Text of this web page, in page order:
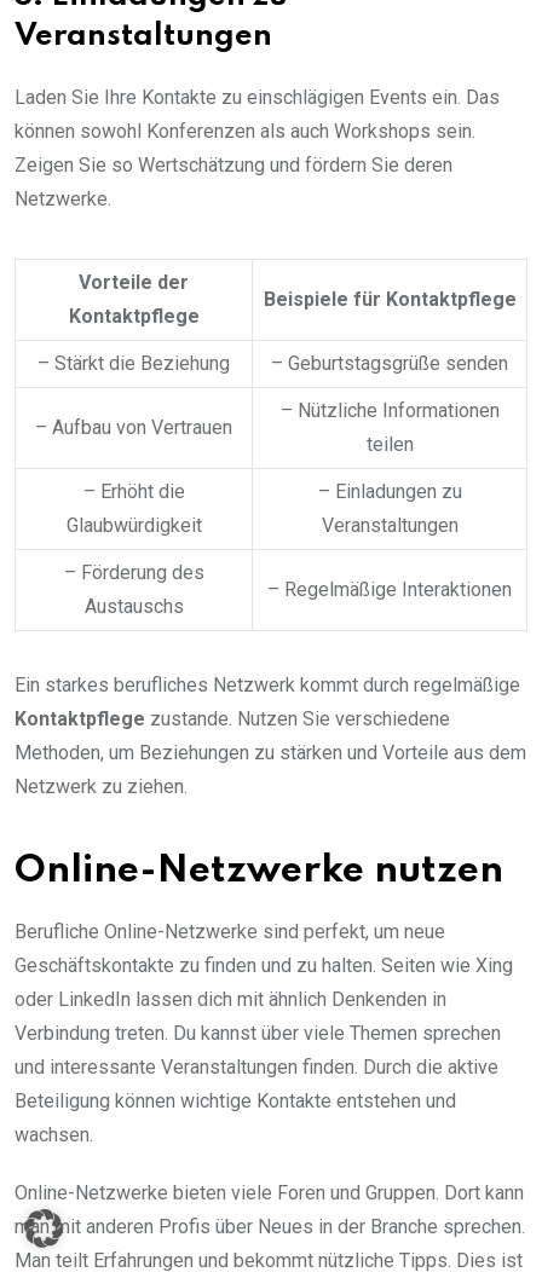
Veranstaltungen
Laden Sie Ihre Kontakte zu einschlägigen Events ein. Das
können sowohl Konferenzen als auch Workshops sein.
Zeigen Sie so Wertschätzung und fördern Sie deren
Netzwerke.
Vorteile der
Kontaktpflege
Beispiele für Kontaktpflege
– Stärkt die Beziehung – Geburtstagsgrüße senden
– Aufbau von Vertrauen
– Nützliche Informationen
teilen
– Erhöht die
Glaubwürdigkeit
– Einladungen zu
Veranstaltungen
– Förderung des
Austauschs
– Regelmäßige Interaktionen
Ein starkes berufliches Netzwerk kommt durch regelmäßige
Kontaktpflege zustande. Nutzen Sie verschiedene
Methoden, um Beziehungen zu stärken und Vorteile aus dem
Netzwerk zu ziehen.
Online-Netzwerke nutzen
Berufliche Online-Netzwerke sind perfekt, um neue
Geschäftskontakte zu finden und zu halten. Seiten wie Xing
oder LinkedIn lassen dich mit ähnlich Denkenden in
Verbindung treten. Du kannst über viele Themen sprechen
und interessante Veranstaltungen finden. Durch die aktive
Beteiligung können wichtige Kontakte entstehen und
wachsen.
Online-Netzwerke bieten viele Foren und Gruppen. Dort kann
man mit anderen Profis über Neues in der Branche sprechen.
Man teilt Erfahrungen und bekommt nützliche Tipps. Dies ist